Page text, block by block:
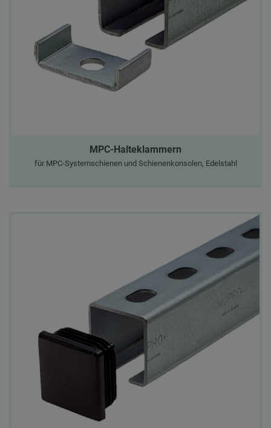
MPC-Halteklammern
für MPC-Systemschienen und Schienenkonsolen, Edelstahl